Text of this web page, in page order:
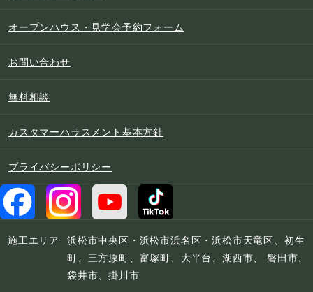
オープンハウス・見学会予約フォーム
お問い合わせ
無料相談
カスタマーハラスメント基本方針
プライバシーポリシー
施工エリア
浜松市中央区・浜松市浜名区・浜松市天竜区、初生
町、三方原町、富塚町、大平台、湖西市、 磐田市、
袋井市、掛川市